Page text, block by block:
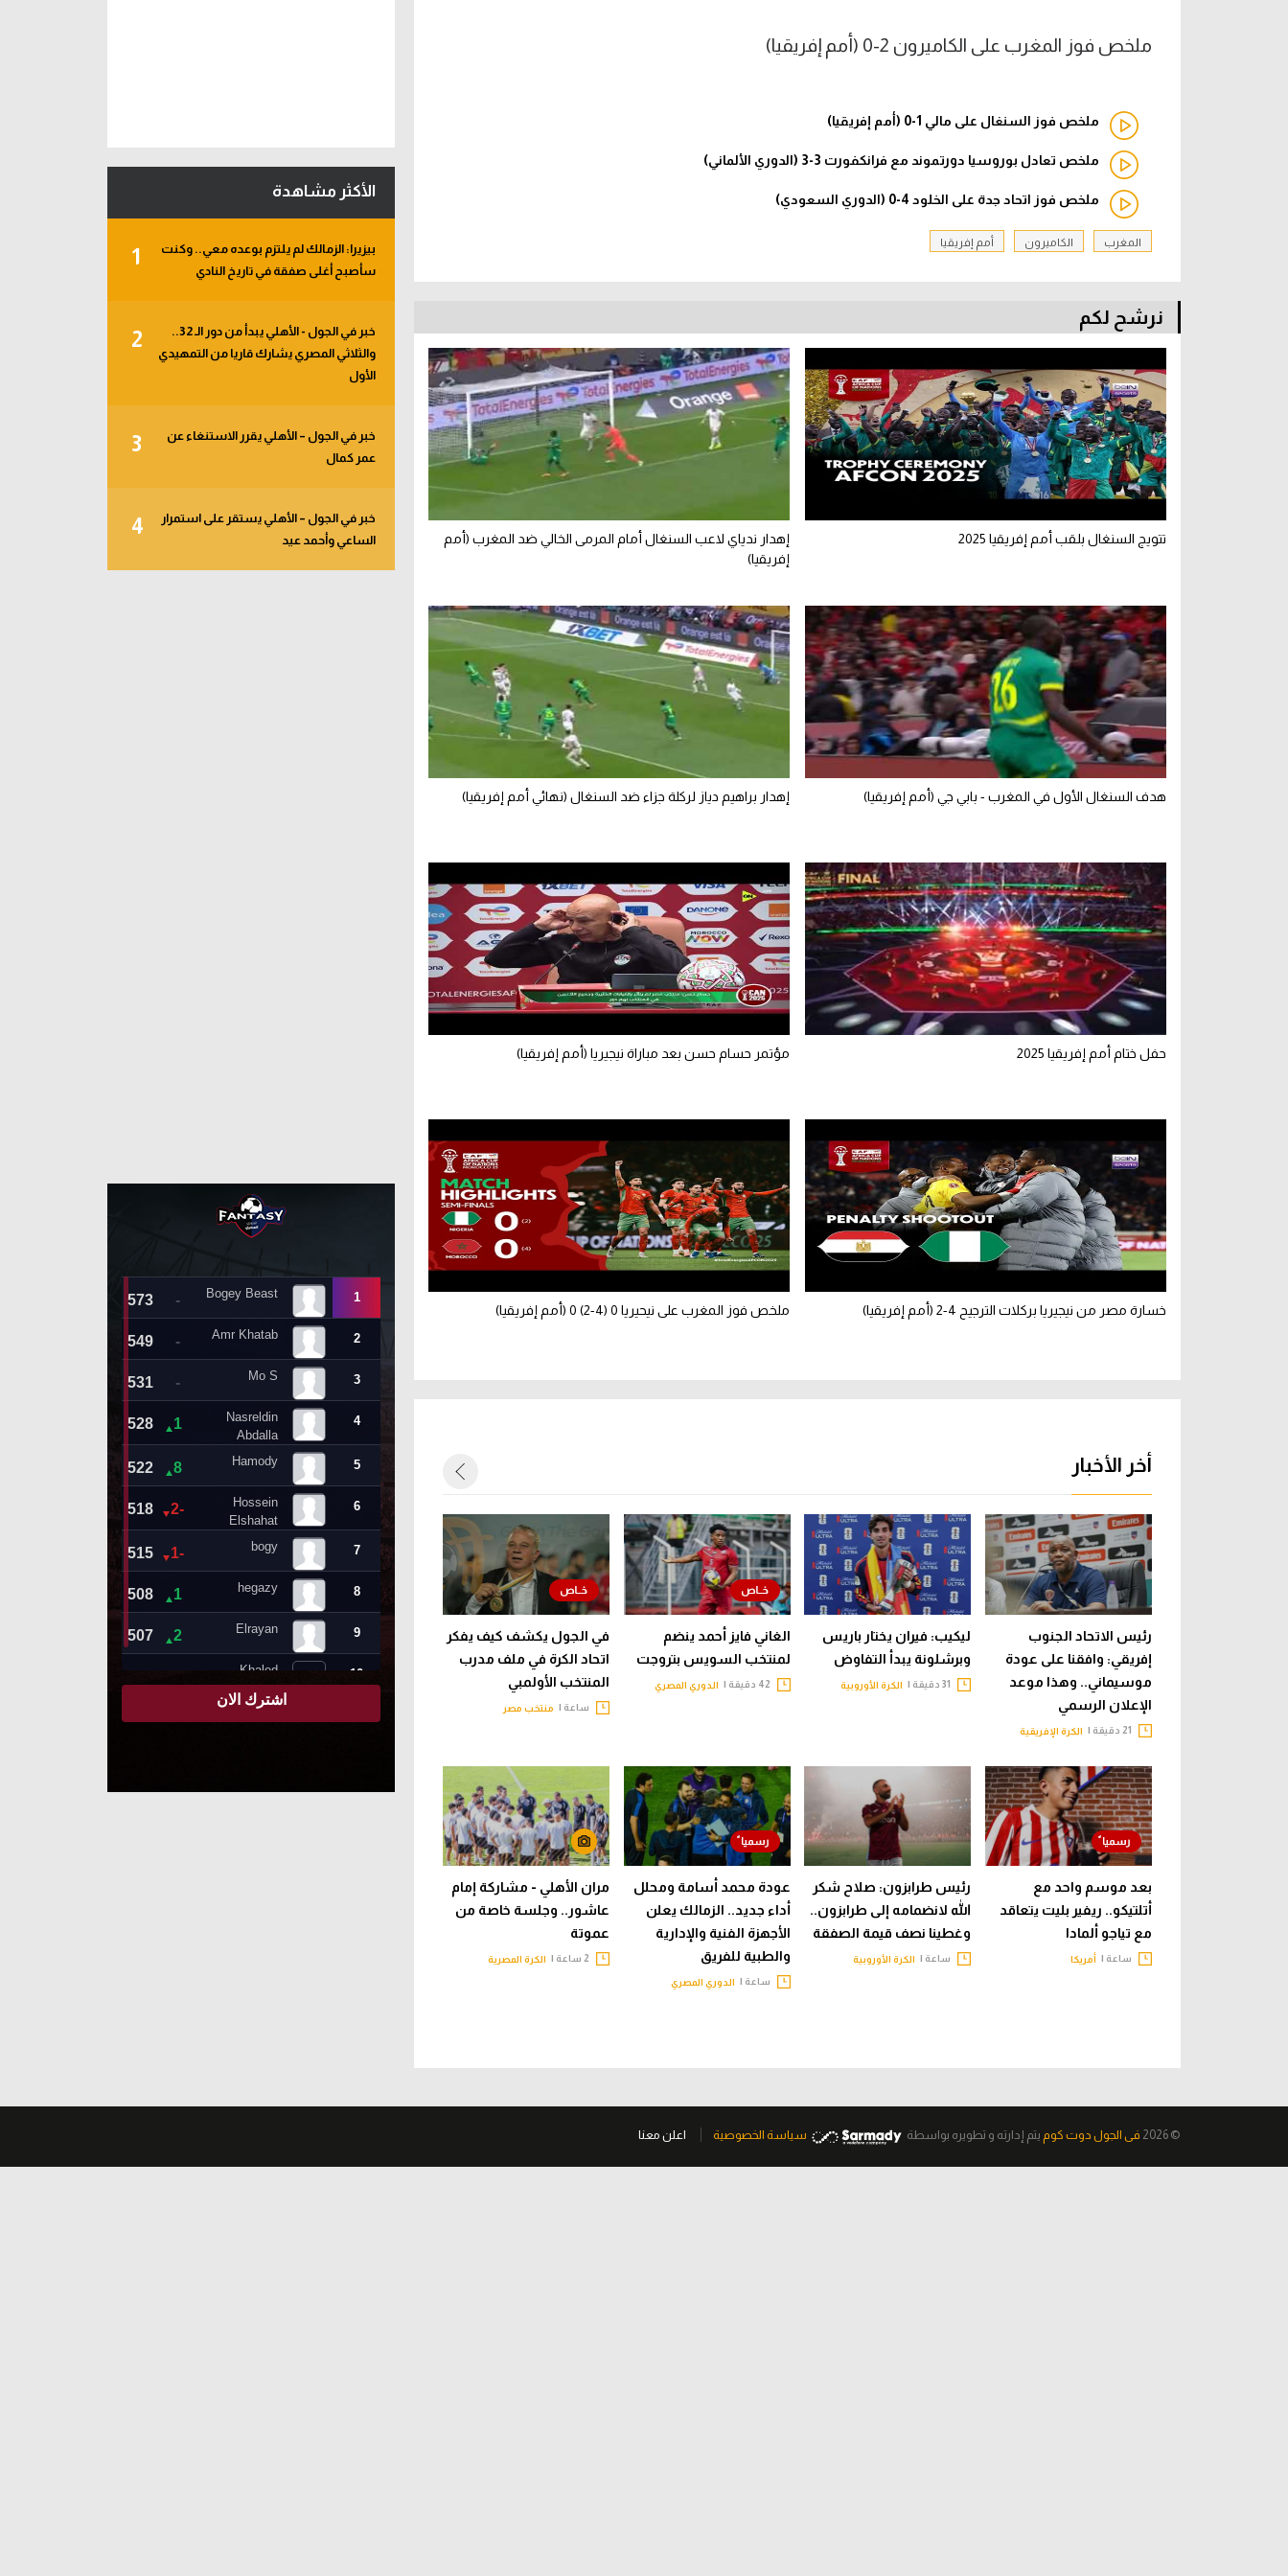
ملخص فوز المغرب على الكاميرون 2-0 (أمم إفريقيا)
ملخص فوز السنغال على مالي 1-0 (أمم إفريقيا)
ملخص تعادل بوروسيا دورتموند مع فرانكفورت 3-3 (الدوري الألماني)
ملخص فوز اتحاد جدة على الخلود 4-0 (الدوري السعودي)
المغرب الكاميرون أمم إفريقيا
نرشح لكم
تتويج السنغال بلقب أمم إفريقيا 2025
إهدار ندياي لاعب السنغال أمام المرمى الخالي ضد المغرب (أمم
إفريقيا)
هدف السنغال الأول في المغرب - بابي جي (أمم إفريقيا) إهدار براهيم دياز لركلة جزاء ضد السنغال (نهائي أمم إفريقيا)
حفل ختام أمم إفريقيا 2025 مؤتمر حسام حسن بعد مباراة نيجيريا (أمم إفريقيا)
خسارة مصر من نيجيريا بركلات الترجيح 4-2 (أمم إفريقيا) ملخص فوز المغرب على نيحيريا 0 (4-2) 0 (أمم إفريقيا)
أخر الأخبار
رئيس الاتحاد الجنوب
إفريقي: وافقنا على عودة
موسيماني.. وهذا موعد
الإعلان الرسمي
الكرة الإفريقية
ليكيب: فيران يختار باريس
وبرشلونة يبدأ التفاوض
الكرة الأوروبية
الغاني فايز أحمد ينضم
لمنتخب السويس بتروجت
الدوري المصري
في الجول يكشف كيف يفكر
اتحاد الكرة في ملف مدرب
المنتخب الأولمبي
ساعة | منتخب مصر
بعد موسم واحد مع
أتلتيكو.. ريفير بليت يتعاقد
مع تياجو ألمادا
ساعة | أمريكا
رئيس طرابزون: صلاح شكر
الله لانضمامه إلى طرابزون..
وغطينا نصف قيمة الصفقة
ساعة | الكرة الأوروبية
عودة محمد أسامة ومحلل
أداء جديد.. الزمالك يعلن
الأجهزة الفنية والإدارية
والطبية للفريق
ساعة | الدوري المصري
مران الأهلي - مشاركة إمام
عاشور.. وجلسة خاصة من
عموتة
الكرة المصرية
الأكثر مشاهدة
1
بيزيرا: الزمالك لم يلتزم بوعده معي.. وكنت
سأصبح أغلى صفقة في تاريخ النادي
2
خبر في الجول - الأهلي يبدأ من دور الـ 32..
والثلاثي المصري يشارك قاريا من التمهيدي
الأول
3
خبر في الجول – الأهلي يقرر الاستنغاء عن
عمر كمال
4
خبر في الجول – الأهلي يستقر على استمرار
الساعي وأحمد عيد
© 2026 فى الجول دوت كوم يتم إدارته و تطويره بواسطة سياسة الخصوصية اعلن معنا